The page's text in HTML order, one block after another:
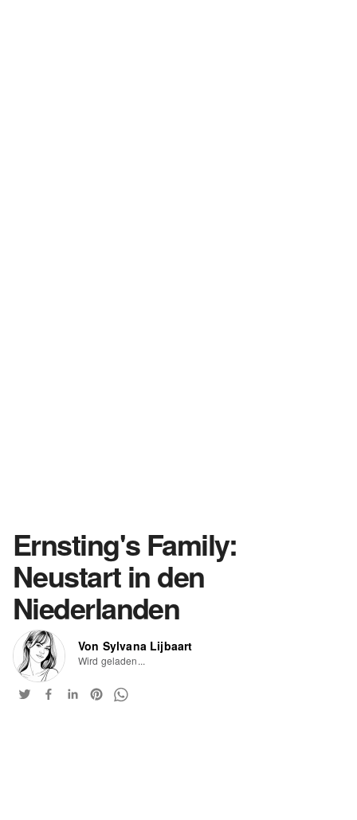
Ernsting's Family:
Neustart in den
Niederlanden
Von Sylvana Lijbaart
Wird geladen...